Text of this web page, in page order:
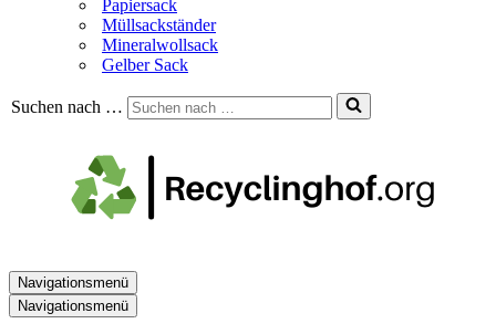
Papiersack
Müllsackständer
Mineralwollsack
Gelber Sack
Suchen nach …
Navigationsmenü
Navigationsmenü